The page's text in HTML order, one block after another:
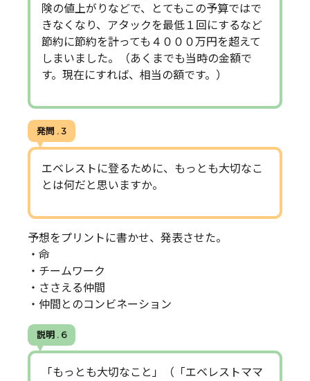
険の値上がりなどで、とてもこの予算ではで
きなくなり、アタックを最低１回にするなど
節約に節約を計っても４０００万円を超えて
しまいました。（あくまでも当時の金額で
す。現在にすれば、相当の額です。）
発問 . 3
エベレストに登るために、もっとも大切なこ
とは何だと思いますか。
予想をプリントに書かせ、発表させた。
・命
・チームワーク
・ささえる仲間
・仲間とのコンビネーション
説明 . 6
「もっとも大切なこと」（「エベレストママ